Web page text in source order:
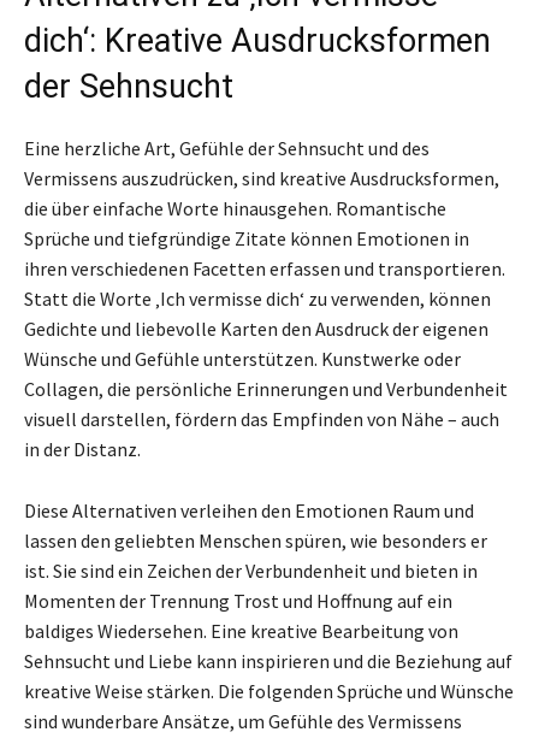
dich‘: Kreative Ausdrucksformen
der Sehnsucht
Eine herzliche Art, Gefühle der Sehnsucht und des
Vermissens auszudrücken, sind kreative Ausdrucksformen,
die über einfache Worte hinausgehen. Romantische
Sprüche und tiefgründige Zitate können Emotionen in
ihren verschiedenen Facetten erfassen und transportieren.
Statt die Worte ‚Ich vermisse dich‘ zu verwenden, können
Gedichte und liebevolle Karten den Ausdruck der eigenen
Wünsche und Gefühle unterstützen. Kunstwerke oder
Collagen, die persönliche Erinnerungen und Verbundenheit
visuell darstellen, fördern das Empfinden von Nähe – auch
in der Distanz.
Diese Alternativen verleihen den Emotionen Raum und
lassen den geliebten Menschen spüren, wie besonders er
ist. Sie sind ein Zeichen der Verbundenheit und bieten in
Momenten der Trennung Trost und Hoffnung auf ein
baldiges Wiedersehen. Eine kreative Bearbeitung von
Sehnsucht und Liebe kann inspirieren und die Beziehung auf
kreative Weise stärken. Die folgenden Sprüche und Wünsche
sind wunderbare Ansätze, um Gefühle des Vermissens